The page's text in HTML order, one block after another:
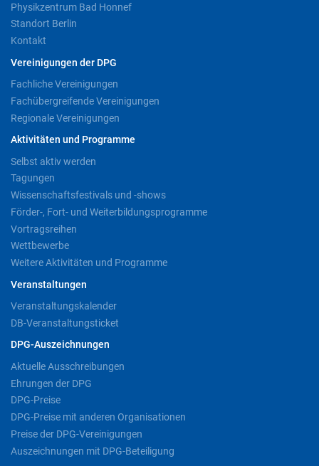
Physikzentrum Bad Honnef
Standort Berlin
Kontakt
Vereinigungen der DPG
Fachliche Vereinigungen
Fachübergreifende Vereinigungen
Regionale Vereinigungen
Aktivitäten und Programme
Selbst aktiv werden
Tagungen
Wissenschaftsfestivals und -shows
Förder-, Fort- und Weiterbildungsprogramme
Vortragsreihen
Wettbewerbe
Weitere Aktivitäten und Programme
Veranstaltungen
Veranstaltungskalender
DB-Veranstaltungsticket
DPG-Auszeichnungen
Aktuelle Ausschreibungen
Ehrungen der DPG
DPG-Preise
DPG-Preise mit anderen Organisationen
Preise der DPG-Vereinigungen
Auszeichnungen mit DPG-Beteiligung